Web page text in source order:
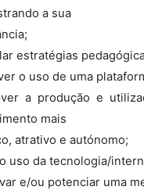
a sua
estratégias
o uso de uma
a produção e
mais
atrativo e autónomo;
o uso da tecnologia/
e/ou potenciar uma